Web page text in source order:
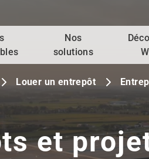
Nos
solutions
Louer un entrepôt
et